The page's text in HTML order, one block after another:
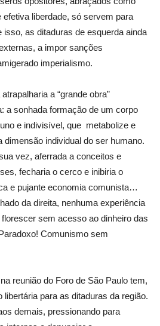
liberdade, só servem para
isso, as ditaduras de esquerda ainda
a impor sanções
imperialismo.
a “grande obra”
a sonhada formação de um corpo
e indivisível, que metabolize e
individual do ser humano.
vez, aferrada a conceitos e
fecharia o cerco e inibiria o
e pujante economia comunista…
da direita, nenhuma experiência
sem acesso ao dinheiro das
Comunismo sem
do Foro de São Paulo tem,
libertária para as ditaduras da região.
demais, pressionando para